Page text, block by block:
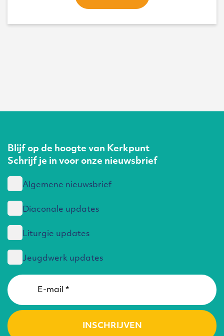
Blijf op de hoogte van Kerkpunt
Schrijf je in voor onze nieuwsbrief
Algemene nieuwsbrief
Diaconale updates
Liturgie updates
Jeugdwerk updates